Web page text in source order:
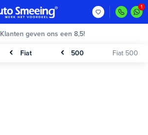
Klanten geven ons een 8,5!
Fiat 500 Fiat 500